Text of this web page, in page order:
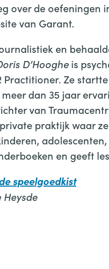
over de oefeningen
van Garant.
en
D’Hoogheis
Ze
dan 35 jaar
van
praktijk waar
en geeft
speelgoedkist
Heysde